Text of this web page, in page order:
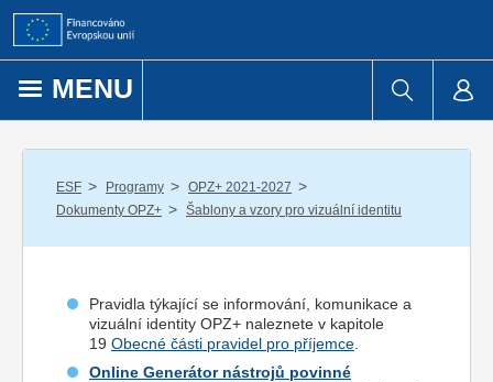
Přejít k obsahu
MENU
ESF / Programy / OPZ+ 2021-2027 /
Dokumenty OPZ+ / Šablony a vzory pro vizuální identitu
Pravidla týkající se informování, komunikace a
vizuální identity OPZ+ naleznete v kapitole
19 Obecné části pravidel pro příjemce
Online Generátor nástrojů povinné